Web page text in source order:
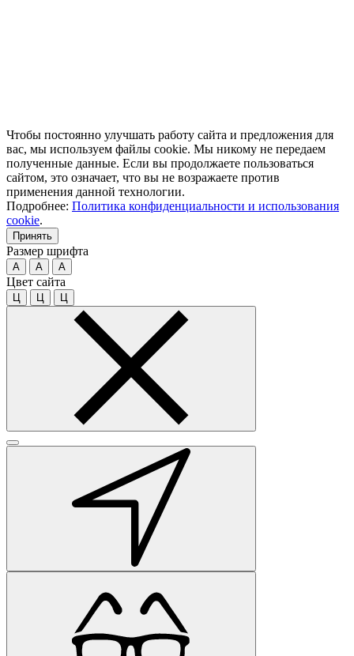
Чтобы постоянно улучшать работу сайта и предложения для
вас, мы используем файлы cookie. Мы никому не передаем
полученные данные. Если вы продолжаете пользоваться
сайтом, это означает, что вы не возражаете против
применения данной технологии.
Подробнее: Политика конфиденциальности и использования
cookie.
Принять
Размер шрифта
A A A
Цвет сайта
Ц Ц Ц